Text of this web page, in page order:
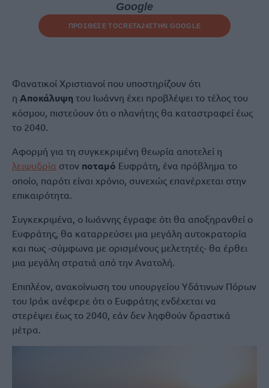
Google
ΠΡΟΣΘΕΣΕ ΤΟCRETA24ΣΤΗΝ GOOGLE
Φανατικοί Χριστιανοί που υποστηρίζουν ότι
η Αποκάλυψη του Ιωάννη έχει προβλέψει το τέλος του
κόσμου, πιστεύουν ότι ο πλανήτης θα καταστραφεί έως
το 2040.
Αφορμή για τη συγκεκριμένη θεωρία αποτελεί η
λειψυδρία στον ποταμό Ευφράτη, ένα πρόβλημα το
οποίο, παρότι είναι χρόνιο, συνεχώς επανέρχεται στην
επικαιρότητα.
Συγκεκριμένα, ο Ιωάννης έγραφε ότι θα αποξηρανθεί ο
Ευφράτης, θα καταρρεύσει μια μεγάλη αυτοκρατορία
και πως -σύμφωνα με ορισμένους μελετητές- θα έρθει
μια μεγάλη στρατιά από την Ανατολή.
Επιπλέον, ανακοίνωση του υπουργείου Υδάτινων Πόρων
του Ιράκ ανέφερε ότι ο Ευφράτης ενδέχεται να
στερέψει έως το 2040, εάν δεν ληφθούν δραστικά
μέτρα.